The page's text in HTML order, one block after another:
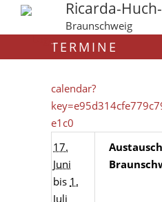
Ricarda-
Braunschweig
TERMINE
calendar?
e1c0
17.
Juni
bis 1.
Juli